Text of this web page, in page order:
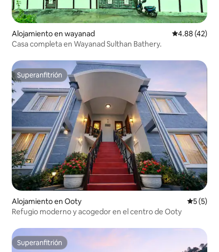
Alojamiento en wayanad Calificación
4.88 (42)
Casa completa en Wayanad Sulthan Bathery.
Superanfitrión
Superanfitrión
Alojamiento en Ooty
5 (5)
Refugio moderno y acogedor en el centro de Ooty
Superanfitrión
Superanfitrión